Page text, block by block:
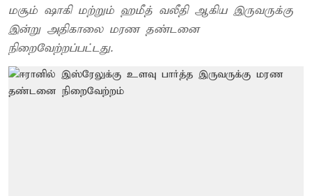
மசூம் ஷாகி மற்றும் ஹமீத் வலீதி ஆகிய இருவருக்கு
இன்று அதிகாலை மரண தண்டனை
நிறைவேற்றப்பட்டது.